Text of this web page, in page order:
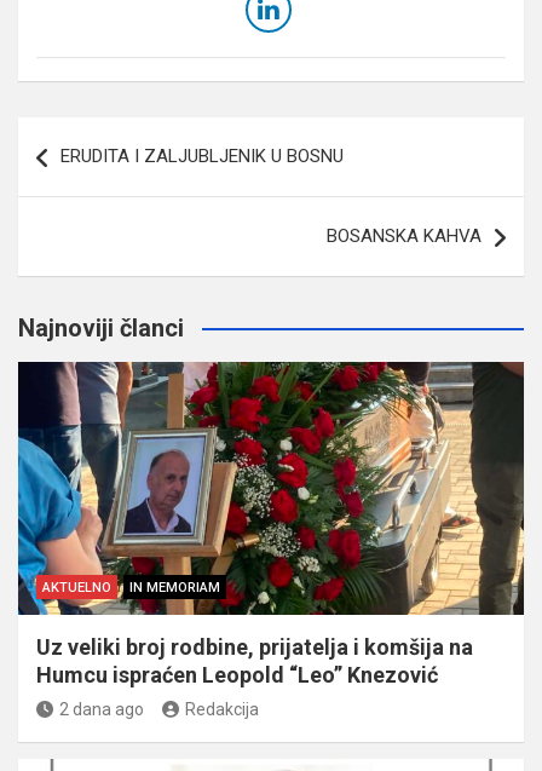
članaka
ERUDITA I ZALJUBLJENIK U BOSNU
BOSANSKA KAHVA
Najnoviji članci
AKTUELNO IN MEMORIAM
Uz veliki broj rodbine, prijatelja i komšija na
Humcu ispraćen Leopold “Leo” Knezović
2 dana ago Redakcija